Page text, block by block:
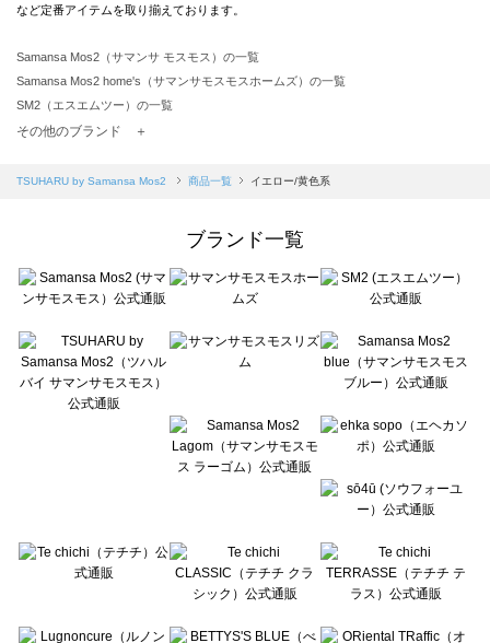
など定番アイテムを取り揃えております。
Samansa Mos2（サマンサ モスモス）の一覧
Samansa Mos2 home's（サマンサモスモスホームズ）の一覧
SM2（エスエムツー）の一覧
TSUHARU by Samansa Mos2（ツハルバイサマンサモスモス）の一覧
Samansa Mos2 blue（サマンサモスモス ブルー）の一覧
Te chichi（テチチ）の一覧
Te chichi CLASSIC（テチチ クラシック）の一覧
Lugnoncure（ルノンキュール）の一覧
BETTY'S BLUE（べティーズブルー）の一覧
Wpc.（ワールドパーティー）の一覧
その他のブランド ＋
TSUHARU by Samansa Mos2 商品一覧 イエロー/黄色系
ブランド一覧